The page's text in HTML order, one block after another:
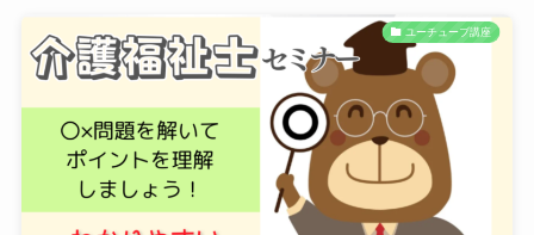
ユーチューブ講座